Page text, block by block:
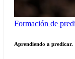
Formación de
Aprendiendo a predicar.